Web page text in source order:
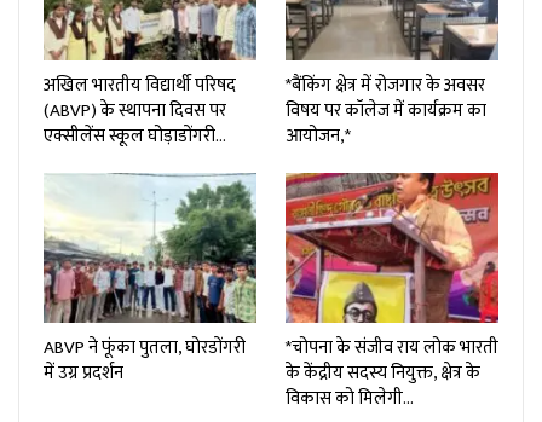
अखिल भारतीय विद्यार्थी परिषद
(ABVP) के स्थापना दिवस पर
एक्सीलेंस स्कूल घोड़ाडोंगरी…
*बैंकिंग क्षेत्र में रोजगार के अवसर
विषय पर कॉलेज में कार्यक्रम का
आयोजन,*
ABVP ने फूंका पुतला, घोरडोंगरी
में उग्र प्रदर्शन
*चोपना के संजीव राय लोक भारती
के केंद्रीय सदस्य नियुक्त, क्षेत्र के
विकास को मिलेगी…